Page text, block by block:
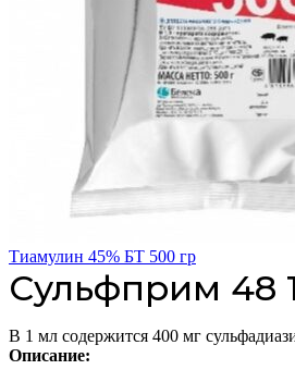
Тиамулин 45% БТ 500 гр
Сульфприм 48
В 1 мл содержится 400 мг
Описание: